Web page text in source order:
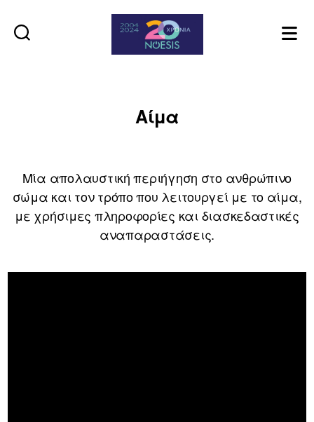
Αίμα
Μία απολαυστική περιήγηση στο ανθρώπινο
σώμα και τον τρόπο που λειτουργεί με το αίμα,
με χρήσιμες πληροφορίες και διασκεδαστικές
αναπαραστάσεις.